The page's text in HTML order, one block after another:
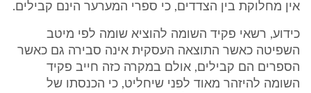
אין מחלוקת בין הצדדים, כי ספרי המערער הינם קבילים.
כידוע, רשאי פקיד השומה להוציא שומה לפי מיטב
השפיטה כאשר התוצאה העסקית אינה סבירה גם כאשר
הספרים הם קבילים, אולם במקרה כזה חייב פקיד
השומה להיזהר מאוד לפני שיחליט, כי הכנסתו של